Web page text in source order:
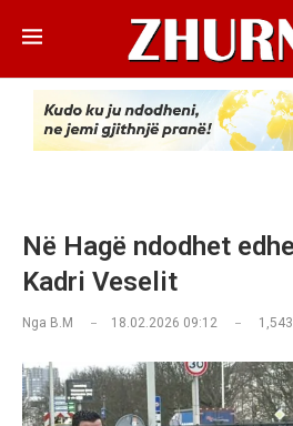
Në Hagë ndodhet
Kadri Veselit
Nga B.M 18.02.2026 09:12 1,543